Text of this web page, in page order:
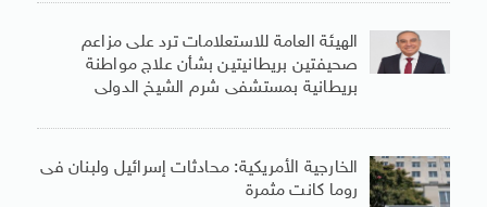
الهيئة العامة للاستعلامات ترد على مزاعم
صحيفتين بريطانيتين بشأن علاج مواطنة
بريطانية بمستشفى شرم الشيخ الدولى
الخارجية الأمريكية: محادثات إسرائيل ولبنان فى
روما كانت مثمرة